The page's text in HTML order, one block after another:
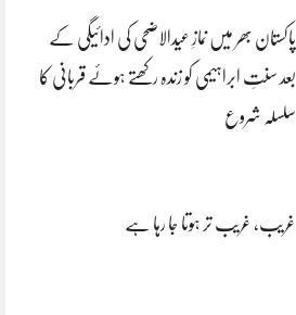
پاکستان بھر میں نمازِ عیدالاضحی کی ادائیگی کے
بعد سنتِ ابراہیمی کو زندہ رکھتے ہوئے قربانی کا
سلسلہ شروع
غریب، غریب تر ہوتا جا رہا ہے